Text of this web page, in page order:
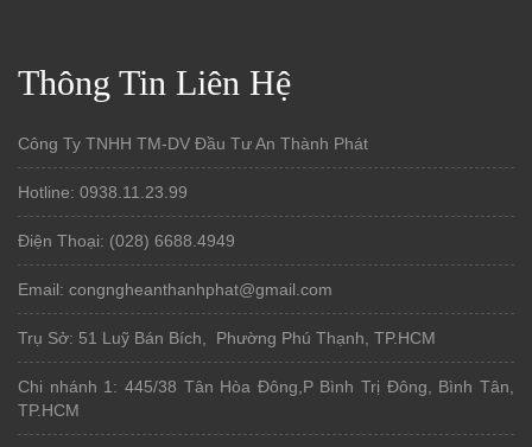
Thông Tin Liên Hệ
Công Ty TNHH TM-DV Đầu Tư An Thành Phát
Hotline: 0938.11.23.99
Điện Thoại: (028) 6688.4949
Email: congngheanthanhphat@gmail.com
Trụ Sở: 51 Luỹ Bán Bích, Phường Phú Thạnh, TP.HCM
Chi nhánh 1: 445/38 Tân Hòa Đông,P Bình Trị Đông, Bình Tân,
TP.HCM